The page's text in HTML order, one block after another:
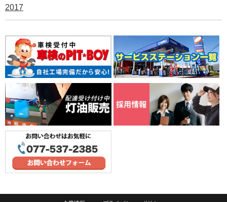
2017